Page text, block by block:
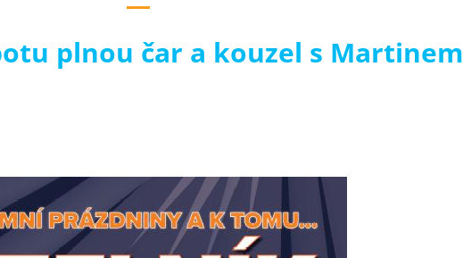
plnou čar a kouzel s Martinem